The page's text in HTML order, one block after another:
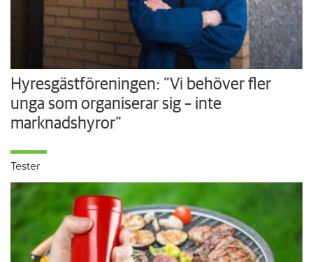
Hyresgästföreningen: ”Vi behöver fler
unga som organiserar sig – inte
marknadshyror”
Tester